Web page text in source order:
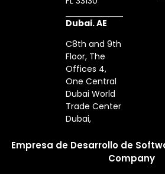
Dubai. AE
C8th and 9th
Floor, The
Offices 4,
One Central
Dubai World
Trade Center
Dubai,
Empresa de Desarrollo de
Company